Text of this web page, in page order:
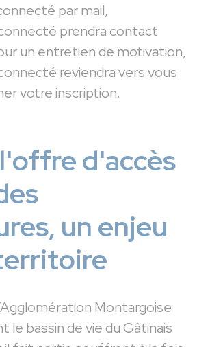
par mail,
prendra contact
un entretien de motivation,
reviendra vers vous
votre inscription.
d'accès
un enjeu
Montargoise
le bassin de vie du Gâtinais